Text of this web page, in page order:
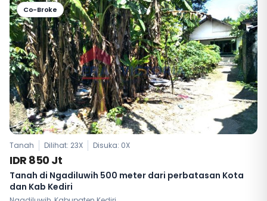
Co-Broke
Tanah Dilihat: 23X Disuka: 0X
IDR 850 Jt
Tanah di Ngadiluwih 500 meter dari perbatasan Kota
dan Kab Kediri